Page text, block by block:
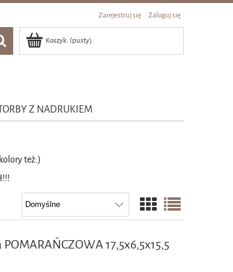
Zarejestruj się Zaloguj się
Koszyk: (pusty)
Z NADRUKIEM
też:)
17,5x6,5x15,5